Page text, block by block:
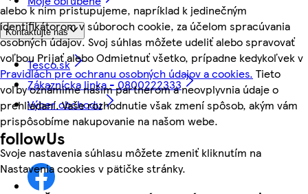
alebo k nim pristupujeme, napríklad k jedinečným
identifikátorom v súboroch cookie, za účelom spracúvania
osobných údajov. Svoj súhlas môžete udeliť alebo spravovať
voľbou Prijať alebo Odmietnuť všetko, prípadne kedykoľvek v
Pravidlách pre ochranu osobných údajov a cookies. Tieto
voľby oznámime našim partnerom a neovplyvnia údaje o
prehliadaní. Vaše rozhodnutie však zmení spôsob, akým vám
prispôsobíme nakupovanie na našom webe.
Svoje nastavenia súhlasu môžete zmeniť kliknutím na
Nastavenia cookies v pätičke stránky.
Kontaktujte nás
Tesco.sk
Zákaznícka linka - 0800222333
Výber obchodu
followUs